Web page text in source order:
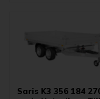
Saris K3 356 184